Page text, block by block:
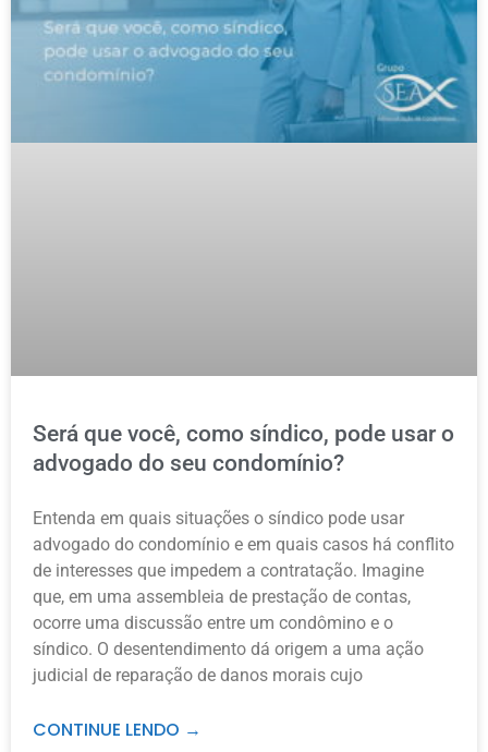
Será que você, como síndico, pode usar o
advogado do seu condomínio?
Entenda em quais situações o síndico pode usar
advogado do condomínio e em quais casos há conflito
de interesses que impedem a contratação. Imagine
que, em uma assembleia de prestação de contas,
ocorre uma discussão entre um condômino e o
síndico. O desentendimento dá origem a uma ação
judicial de reparação de danos morais cujo
CONTINUE LENDO →